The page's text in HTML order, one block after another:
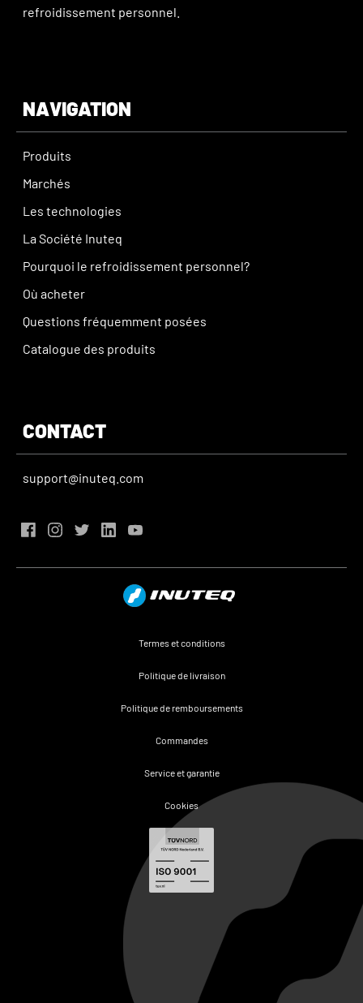
refroidissement personnel.
NAVIGATION
Produits
Marchés
Les technologies
La Société Inuteq
Pourquoi le refroidissement personnel?
Où acheter
Questions fréquemment posées
Catalogue des produits
CONTACT
support@inuteq.com
Termes et conditions
Politique de livraison
Politique de remboursements
Commandes
Service et garantie
Cookies